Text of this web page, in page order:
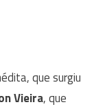
que surgiu
Vieira, que